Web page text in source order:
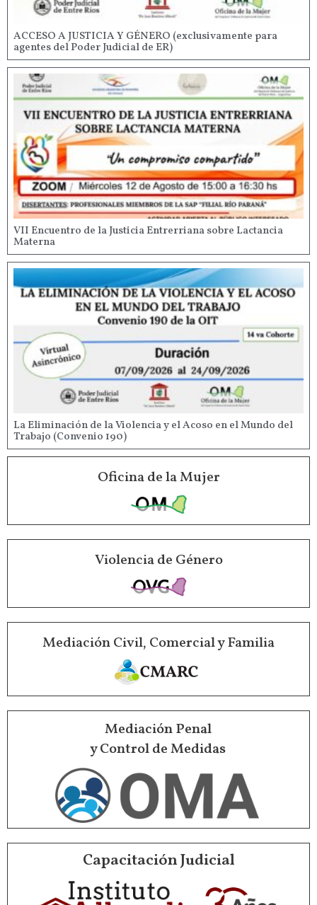
ACCESO A JUSTICIA Y GÉNERO (exclusivamente para
agentes del Poder Judicial de ER)
VII Encuentro de la Justicia Entrerriana sobre Lactancia
Materna
La Eliminación de la Violencia y el Acoso en el Mundo del
Trabajo (Convenio 190)
Oficina de la Mujer
Violencia de Género
Mediación Civil, Comercial y Familia
Mediación Penal
y Control de Medidas
Capacitación Judicial